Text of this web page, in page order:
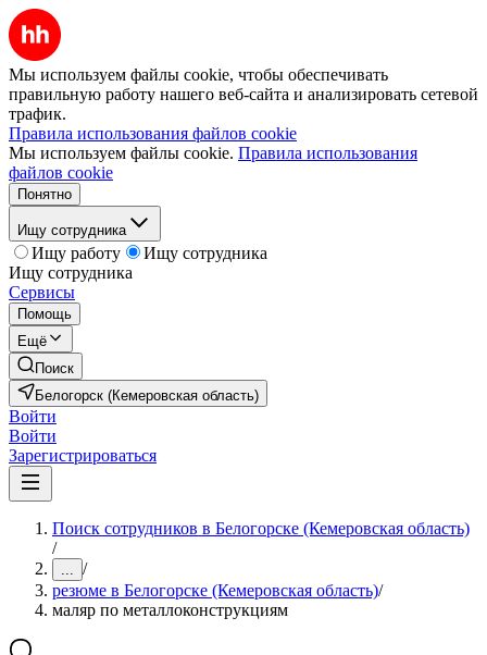
Мы используем файлы cookie, чтобы обеспечивать
правильную работу нашего веб-сайта и анализировать сетевой
трафик.
Правила использования файлов cookie
Мы используем файлы cookie. Правила использования
файлов cookie
Понятно
Ищу сотрудника
Ищу работу
Ищу сотрудника
Ищу сотрудника
Сервисы
Помощь
Ещё
Поиск
Белогорск (Кемеровская область)
Войти
Войти
Зарегистрироваться
Поиск сотрудников в Белогорске (Кемеровская область)
/
... /
резюме в Белогорске (Кемеровская область)/
маляр по металлоконструкциям